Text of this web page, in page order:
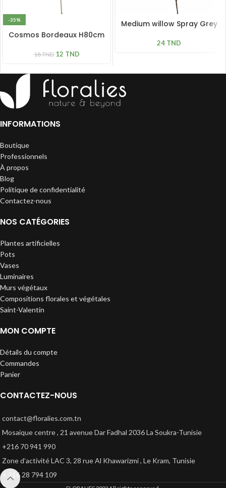
-35%
Cosmos Bordeaux H80cm
18TND 12 TND
Medium willow Spray Grey
24 TND
INFORMATIONS
Boutique
Professionnels
À propos
Blog
Politique de confidentialité
Contactez-nous
NOS CATÉGORIES
Plantes artificielles
Pots
Vases
Luminaires
Murs végétaux
Compositions florales et végétales
Saint-Valentin
MON COMPTE
Détails du compte
Commandes
Panier
CONTACTEZ-NOUS
contact@floralies.com.tn
Mosaique centre , 21 avenue Dar Fadhal 2036 La Soukra-Tunisie
+216 70 941 990
Zone d’activité LAC 3, 28 rue Al Khawarizmi , Le Kram, Tunisie
+ 216 28 794 109